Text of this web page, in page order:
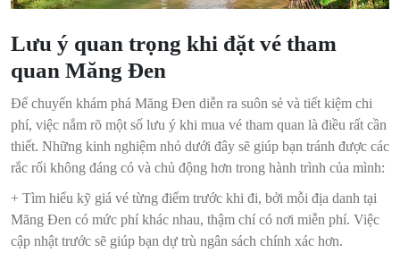
Lưu ý quan trọng khi đặt vé tham
quan Măng Đen
Để chuyến khám phá Măng Đen diễn ra suôn sẻ và tiết kiệm chi
phí, việc nắm rõ một số lưu ý khi mua vé tham quan là điều rất cần
thiết. Những kinh nghiệm nhỏ dưới đây sẽ giúp bạn tránh được các
rắc rối không đáng có và chủ động hơn trong hành trình của mình:
+ Tìm hiểu kỹ giá vé từng điểm trước khi đi, bởi mỗi địa danh tại
Măng Đen có mức phí khác nhau, thậm chí có nơi miễn phí. Việc
cập nhật trước sẽ giúp bạn dự trù ngân sách chính xác hơn.